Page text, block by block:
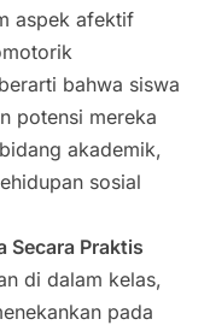
aspek afektif
bahwa siswa
potensi mereka
akademik,
sosial
Secara Praktis
di dalam kelas,
pada